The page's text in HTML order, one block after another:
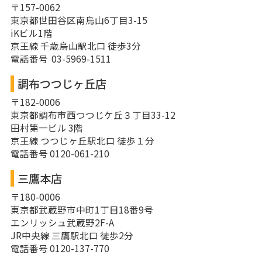
〒157-0062
東京都世田谷区南烏山6丁目3-15
iKビル1階
京王線 千歳烏山駅北口 徒歩3分
電話番号 03-5969-1511
調布つつじヶ丘店
〒182-0006
東京都調布市西つつじケ丘３丁目33-12
田村第一ビル 3階
京王線 つつじヶ丘駅北口 徒歩１分
電話番号 0120-061-210
三鷹本店
〒180-0006
東京都武蔵野市中町1丁目18番9号
エンリッシュ武蔵野2F-A
JR中央線 三鷹駅北口 徒歩2分
電話番号 0120-137-770